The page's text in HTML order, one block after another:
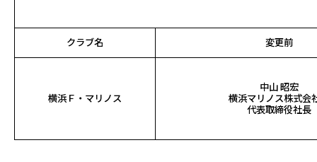
クラブ名 変更前
横浜Ｆ・マリノス
中山 昭宏
横浜マリノス株式
代表取締役社長